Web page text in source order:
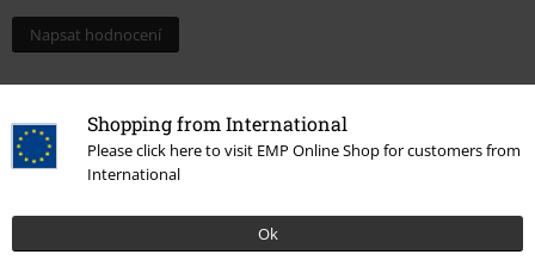
Shopping from International
Please click here to visit EMP Online Shop for customers from
International
Ok
Napsat hodnocení